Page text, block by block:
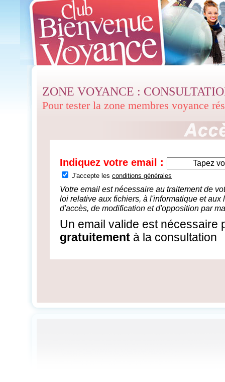
ZONE VOYANCE :
Pour tester la zone membres voyance
Indiquez votre email :
J'accepte les conditions générales
Votre email est nécessaire au traitement de
loi relative aux fichiers, à l'informatique et
d'accès, de modification et d'opposition par
Un email valide est nécessaire
gratuitement à la consultation